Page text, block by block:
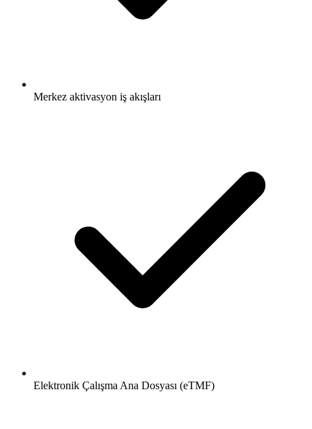
Merkez aktivasyon iş akışları
Elektronik Çalışma Ana Dosyası (eTMF)